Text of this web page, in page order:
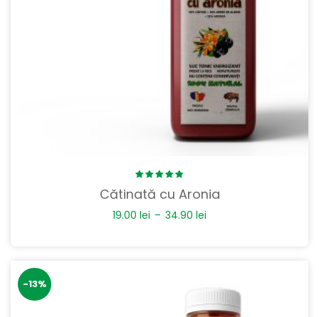
5.00out
of 5
Cătinată cu Aronia
19.00 lei – 34.90 lei
-13%